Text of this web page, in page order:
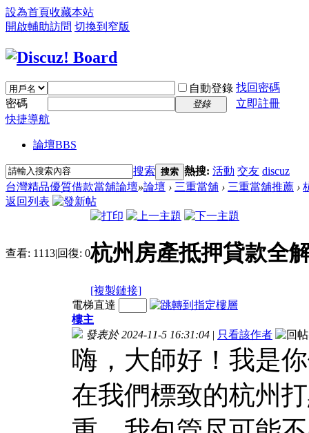
設為首頁收藏本站
開啟輔助訪問 切換到窄版
自動登錄 找回密碼
密碼
登錄
立即註冊
快捷導航
論壇BBS
搜索 搜索 熱搜: 活動 交友 discuz
台灣精品優質借款當舖論壇»論壇 › 三重當舖 › 三重當舖推薦 ›
返回列表
查看: 1113|回復: 0杭州房產抵押貸款全
[複製鏈接]
電梯直達
樓主
發表於 2024-11-5 16:31:04 | 只看該作者
嗨，大師好！我是
在我們標致的杭州